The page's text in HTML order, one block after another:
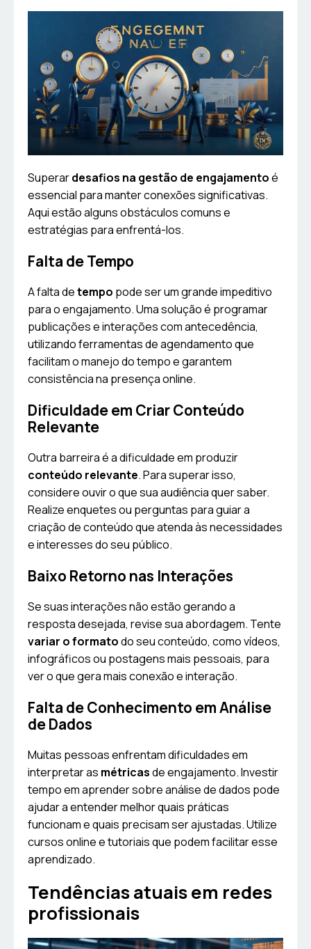
Superardesafios na gestão de engajamentoé
essencial para manter conexões significativas.
Aqui estão alguns obstáculos comuns e
estratégias para enfrentá-los.
Falta de Tempo
A falta detempo pode ser um grande impeditivo
para o engajamento. Uma solução é programar
publicações e interações com antecedência,
utilizando ferramentas de agendamento que
facilitam o manejo do tempo e garantem
consistência na presença online.
Dificuldade em Criar Conteúdo
Relevante
Outra barreira é a dificuldade em produzir
conteúdo relevante. Para superar isso,
considere ouvir o que sua audiência quer saber.
Realize enquetes ou perguntas para guiar a
criação de conteúdo que atenda às necessidades
e interesses do seu público.
Baixo Retorno nas Interações
Se suas interações não estão gerando a
resposta desejada, revise sua abordagem. Tente
variar o formatodo seu conteúdo, como vídeos,
infográficos ou postagens mais pessoais, para
ver o que gera mais conexão e interação.
Falta de Conhecimento em Análise
de Dados
Muitas pessoas enfrentam dificuldades em
interpretar as métricasde engajamento. Investir
tempo em aprender sobre análise de dados pode
ajudar a entender melhor quais práticas
funcionam e quais precisam ser ajustadas. Utilize
cursos online e tutoriais que podem facilitar esse
aprendizado.
Tendências atuais em redes
profissionais